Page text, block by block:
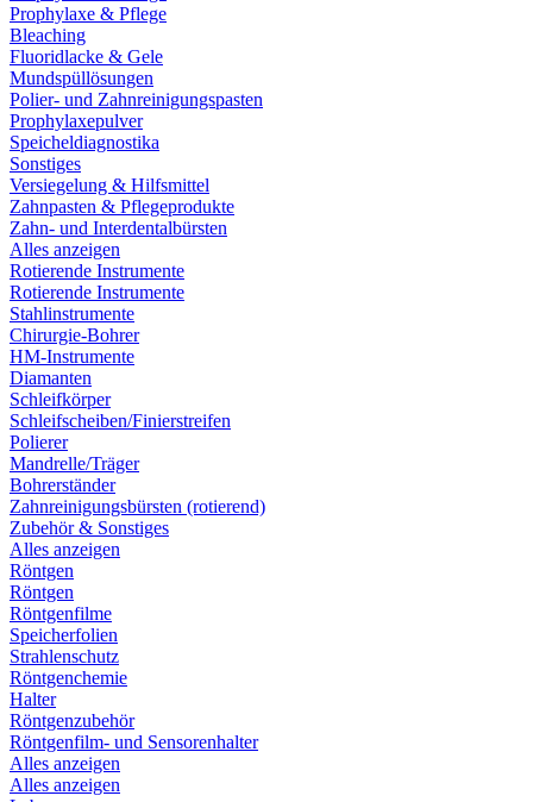
Prophylaxe & Pflege
Bleaching
Fluoridlacke & Gele
Mundspüllösungen
Polier- und Zahnreinigungspasten
Prophylaxepulver
Speicheldiagnostika
Sonstiges
Versiegelung & Hilfsmittel
Zahnpasten & Pflegeprodukte
Zahn- und Interdentalbürsten
Alles anzeigen
Rotierende Instrumente
Rotierende Instrumente
Stahlinstrumente
Chirurgie-Bohrer
HM-Instrumente
Diamanten
Schleifkörper
Schleifscheiben/Finierstreifen
Polierer
Mandrelle/Träger
Bohrerständer
Zahnreinigungsbürsten (rotierend)
Zubehör & Sonstiges
Alles anzeigen
Röntgen
Röntgen
Röntgenfilme
Speicherfolien
Strahlenschutz
Röntgenchemie
Halter
Röntgenzubehör
Röntgenfilm- und Sensorenhalter
Alles anzeigen
Alles anzeigen